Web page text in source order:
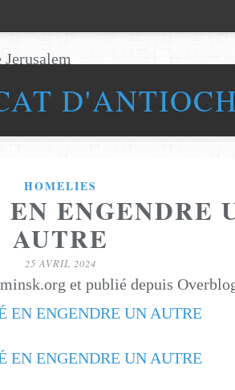
HOMELIES
ENGENDRE
AUTRE
25 AVRIL 2024
et publié depuis